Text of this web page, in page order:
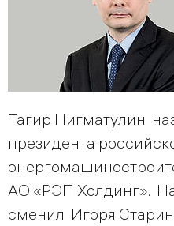
Тагир Нигматулин
президента
АО «РЭП Холдинг».
сменил Игоря